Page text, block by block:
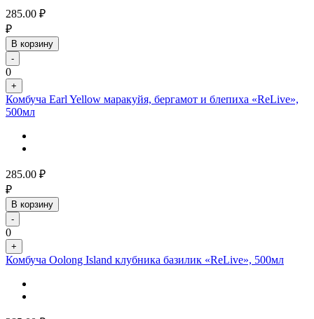
285.00 ₽
₽
В корзину
-
0
+
Комбуча Earl Yellow маракуйя, бергамот и блепиха «ReLive»,
500мл
285.00 ₽
₽
В корзину
-
0
+
Комбуча Oolong Island клубника базилик «ReLive», 500мл